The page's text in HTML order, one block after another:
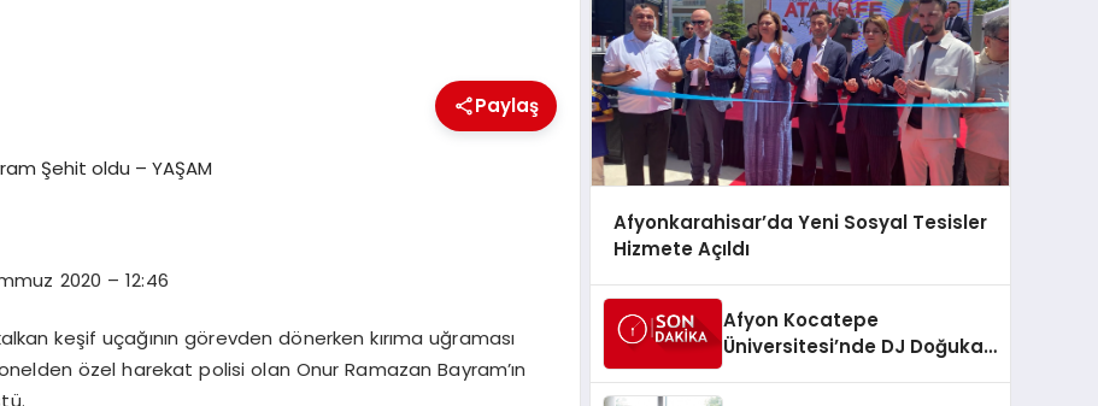
Paylaş
2020 – 12:46
keşif uçağının görevden dönerken kırıma uğraması
özel harekat polisi olan Onur Ramazan Bayram’ın
Afyonkarahisar’da Yeni Sosyal Tesisler
Hizmete Açıldı
Afyon Kocatepe
Üniversitesi’nde DJ Doğukan